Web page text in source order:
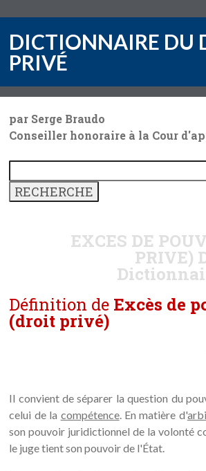
DICTIONNAIRE DU
PRIVÉ
par Serge Braudo
Conseiller honoraire à la Cour
EXCES DE
PRIVE)
Définition de Excès de
(droit privé)
Il convient de séparer la question du
celui de la compétence. En matière d'
son pouvoir juridictionnel de la volonté
le juge tient son pouvoir de l'État.